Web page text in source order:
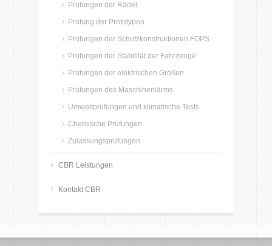
Prüfungen der Räder
Prüfung der Prototypen
Prüfungen der Schutzkonstruktionen FOPS
Prüfungen der Stabilität der Fahrzeuge
Prüfungen der elektrischen Größen
Prüfungen des Maschinenlärms
Umweltprüfungen und klimatische Tests
Chemische Prüfungen
Zulassungsprüfungen
CBR Leistungen
Kontakt CBR